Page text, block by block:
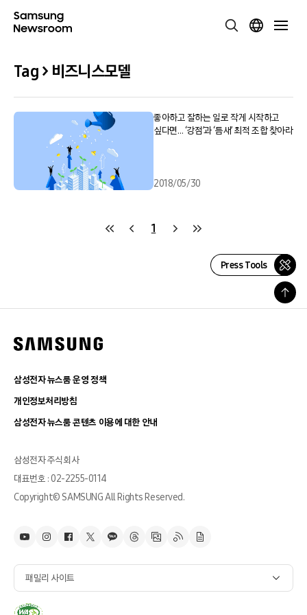
Tag > 비즈니스모델
좋아하고 잘하는 일로 작게 시작하고
싶다면… ‘강점’과 ‘틈새’ 최적 조합 찾아라
2018/05/30
1
Press Tools
삼성전자 뉴스룸 운영 정책
개인정보처리방침
삼성전자 뉴스룸 콘텐츠 이용에 대한 안내
삼성전자 주식회사
대표번호 : 02-2255-0114
Copyright© SAMSUNG All Rights Reserved.
패밀리 사이트